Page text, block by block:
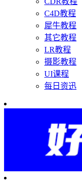
C4D教程
犀牛教程
其它教程
LR教程
摄影教程
UI课程
每日资迅